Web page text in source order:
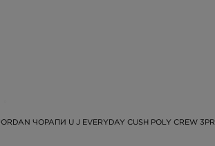
ЧОРАПИ U J EVERYDAY CUSH POLY CREW 3PR